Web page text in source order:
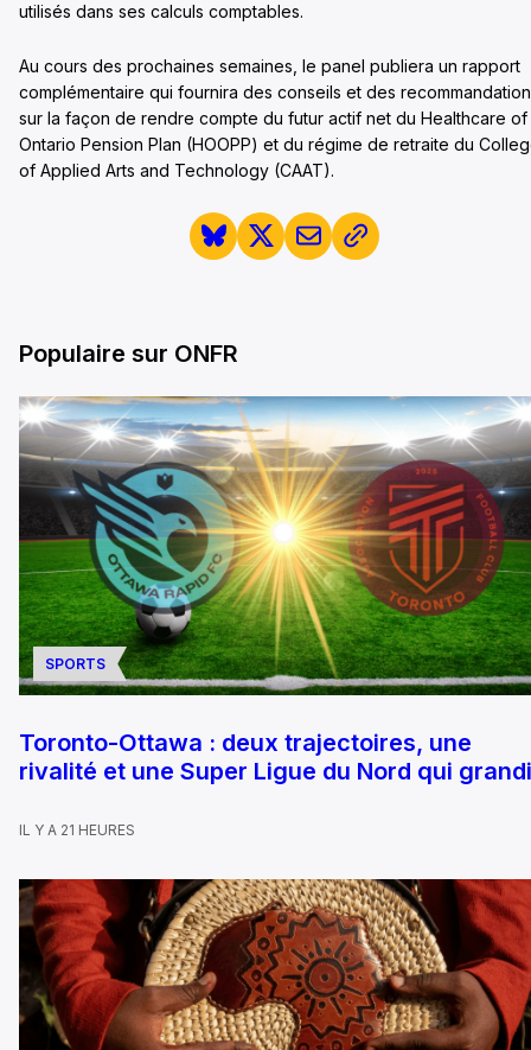
utilisés dans ses calculs comptables.
Au cours des prochaines semaines, le panel publiera un rapport
complémentaire qui fournira des conseils et des
sur la façon de rendre compte du futur actif net du Healthcare of
Ontario Pension Plan (HOOPP) et du régime de retraite du
of Applied Arts and Technology (CAAT).
Populaire sur ONFR
SPORTS
Toronto-Ottawa : deux trajectoires, une
rivalité et une Super Ligue du Nord qui
IL Y A 21 HEURES